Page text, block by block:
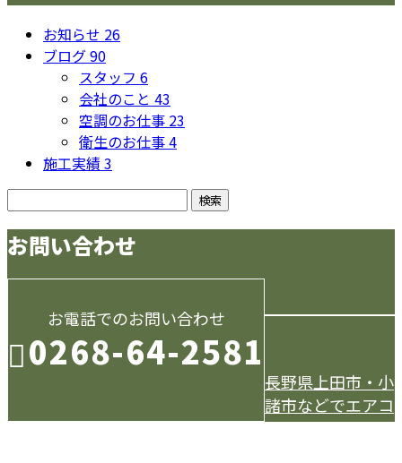
お知らせ 26
ブログ90
スタッフ 6
会社のこと 43
空調のお仕事 23
衛生のお仕事4
施工実績3
お問い合わせ
お電話でのお問い合わせ
0268-64-2581
長野県上田市・小
諸市などでエアコ